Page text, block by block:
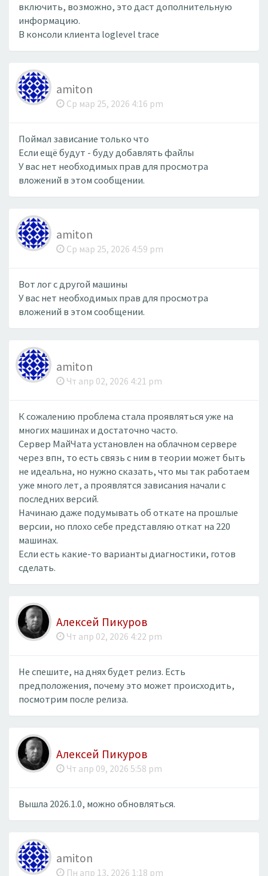
включить, возможно, это даст дополнительную
информацию.
В консоли клиента loglevel trace
amiton
Ср мар 25, 2026 4:16 pm
Поймал зависание только что
Если ещё будут - буду добавлять файлы
У вас нет необходимых прав для просмотра
вложений в этом сообщении.
amiton
Ср мар 25, 2026 4:59 pm
Вот лог с другой машины
У вас нет необходимых прав для просмотра
вложений в этом сообщении.
amiton
Чт апр 02, 2026 4:21 pm
К сожалению проблема стала проявляться уже на
многих машинах и достаточно часто.
Сервер МайЧата установлен на облачном сервере
через впн, то есть связь с ним в теории может быть
не идеальна, но нужно сказать, что мы так работаем
уже много лет, а проявлятся зависания начали с
последних версий.
Начинаю даже подумывать об откате на прошлые
версии, но плохо себе представляю откат на 220
машинах.
Если есть какие-то варианты диагностики, готов
сделать.
Алексей Пикуров
Чт апр 02, 2026 4:22 pm
Не спешите, на днях будет релиз. Есть
предположения, почему это может происходить,
посмотрим после релиза.
Алексей Пикуров
Чт апр 09, 2026 5:58 pm
Вышла 2026.1.0, можно обновляться.
amiton
Пн апр 13, 2026 1:18 pm